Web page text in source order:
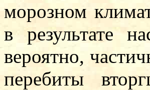
морозном
в результате
вероятно,
перебиты